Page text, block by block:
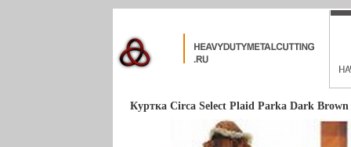
Куртка Circa Select Plaid Parka Dark Brown